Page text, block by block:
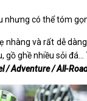
có thể tóm
nhàng và rất dễ
ghề nhiều sỏi đá...
/ Adventure / All-